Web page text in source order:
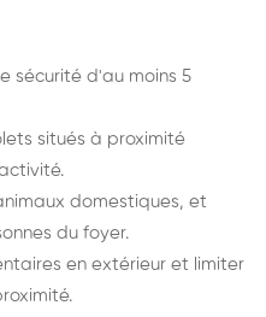
sécurité d'au moins 5
situés à proximité
domestiques, et
du foyer.
en extérieur et limiter